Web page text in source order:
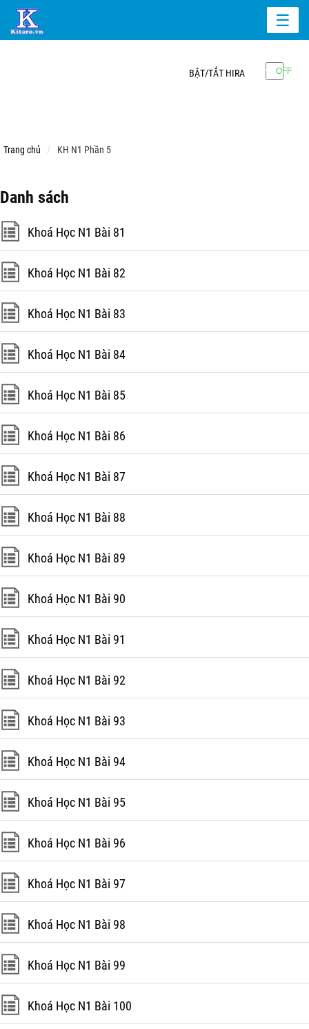
☰
BẬT/TẮT HIRA
Trang chủ KH N1 Phần 5
Danh sách
Khoá Học N1 Bài 81
Khoá Học N1 Bài 82
Khoá Học N1 Bài 83
Khoá Học N1 Bài 84
Khoá Học N1 Bài 85
Khoá Học N1 Bài 86
Khoá Học N1 Bài 87
Khoá Học N1 Bài 88
Khoá Học N1 Bài 89
Khoá Học N1 Bài 90
Khoá Học N1 Bài 91
Khoá Học N1 Bài 92
Khoá Học N1 Bài 93
Khoá Học N1 Bài 94
Khoá Học N1 Bài 95
Khoá Học N1 Bài 96
Khoá Học N1 Bài 97
Khoá Học N1 Bài 98
Khoá Học N1 Bài 99
Khoá Học N1 Bài 100